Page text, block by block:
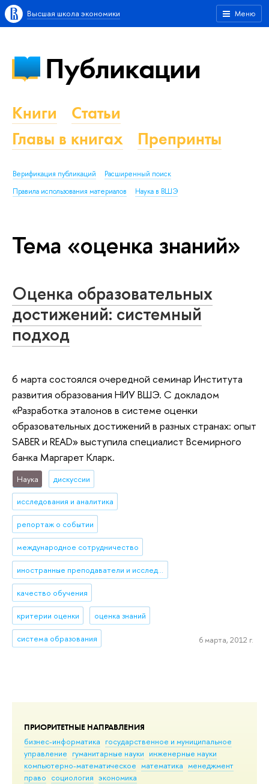
Меню
Высшая школа экономики
ПРИОРИТЕТНЫЕ НАПРАВЛЕНИЯ
бизнес-информатика государственное и муниципальное
управление гуманитарные науки инженерные науки
компьютерно-математическое математика менеджмент
право социология экономика
Публикации
Книги
Статьи
Главы в книгах
Препринты
Верификация публикаций
Расширенный поиск
Правила использования материалов
Наука в ВШЭ
Тема «оценка знаний»
Оценка образовательных
достижений: системный
подход
6 марта состоялся очередной семинар Института
развития образования НИУ ВШЭ. С докладом
«Разработка эталонов в системе оценки
образовательных достижений в разных странах: опыт
SABER и READ» выступила специалист Всемирного
банка Маргарет Кларк.
Наука дискуссии
исследования и аналитика
репортаж о событии
международное сотрудничество
иностранные преподаватели и исследователи
качество обучения
критерии оценки оценка знаний
система образования 6 марта, 2012 г.